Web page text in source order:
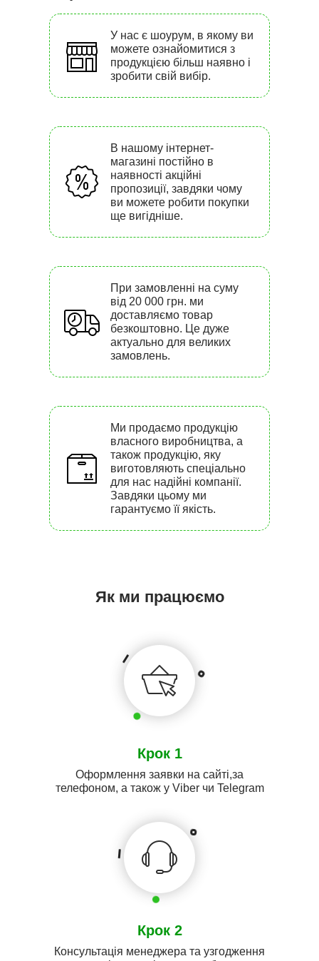
У нас є шоурум, в якому ви
можете ознайомитися з
продукцією більш наявно і
зробити свій вибір.
В нашому інтернет-
магазині постійно в
наявності акційні
пропозиції, завдяки чому
ви можете робити покупки
ще вигідніше.
При замовленні на суму
від 20 000 грн. ми
доставляємо товар
безкоштовно. Це дуже
актуально для великих
замовлень.
Ми продаємо продукцію
власного виробництва, а
також продукцію, яку
виготовляють спеціально
для нас надійні компанії.
Завдяки цьому ми
гарантуємо її якість.
Як ми працюємо
Крок 1
Оформлення заявки на сайті,за
телефоном, а також у Viber чи Telegram
Крок 2
Консультація менеджера та узгодження